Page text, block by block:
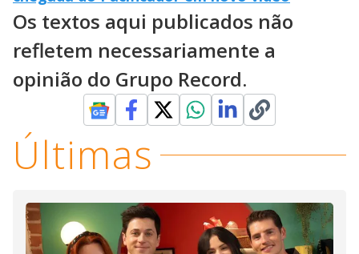
Os textos aqui publicados não
refletem necessariamente a
opinião do Grupo Record.
Últimas